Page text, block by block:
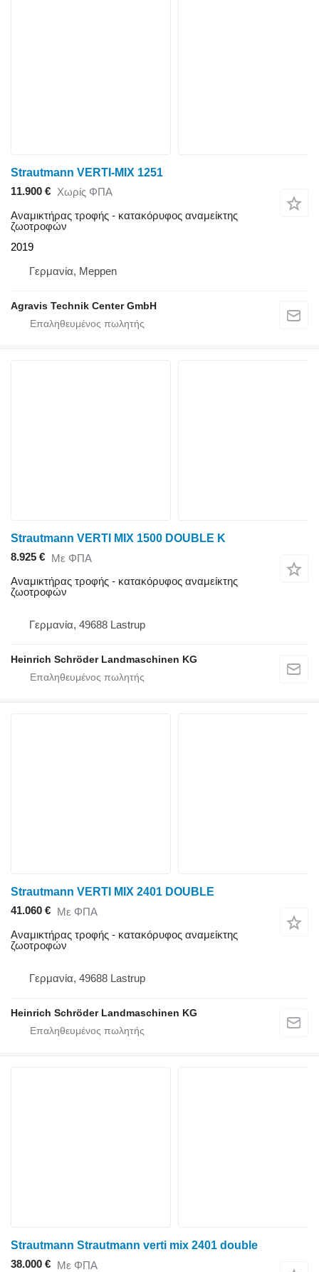
Strautmann VERTI-MIX 1251
11.900 € Χωρίς ΦΠΑ
Αναμικτήρας τροφής - κατακόρυφος αναμείκτης
ζωοτροφών
2019
Γερμανία, Meppen
Agravis Technik Center GmbH
Strautmann VERTI MIX 1500 DOUBLE K
8.925 € Με ΦΠΑ
Αναμικτήρας τροφής - κατακόρυφος αναμείκτης
ζωοτροφών
Γερμανία, 49688 Lastrup
Heinrich Schröder Landmaschinen KG
Strautmann VERTI MIX 2401 DOUBLE
41.060 € Με ΦΠΑ
Αναμικτήρας τροφής - κατακόρυφος αναμείκτης
ζωοτροφών
Γερμανία, 49688 Lastrup
Heinrich Schröder Landmaschinen KG
Strautmann Strautmann verti mix 2401 double
38.000 € Με ΦΠΑ